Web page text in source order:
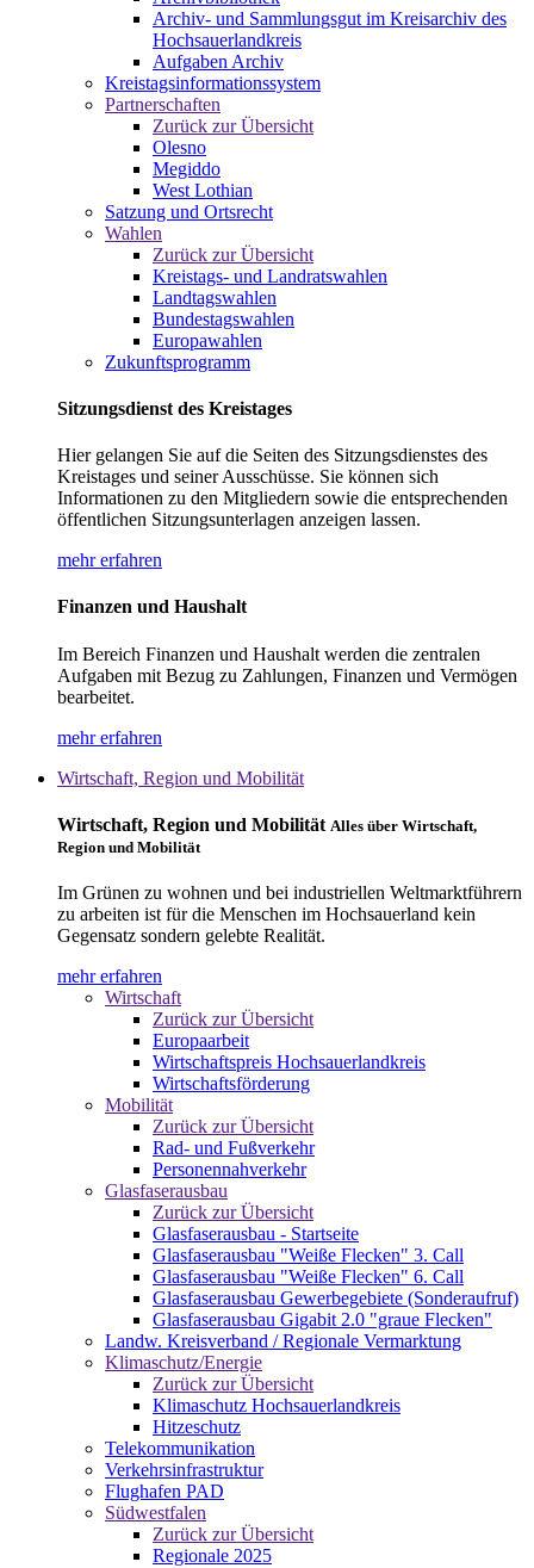
Archiv- und Sammlungsgut im Kreisarchiv des
Hochsauerlandkreis
Aufgaben Archiv
Kreistagsinformationssystem
Partnerschaften
Zurück zur Übersicht
Olesno
Megiddo
West Lothian
Satzung und Ortsrecht
Wahlen
Zurück zur Übersicht
Kreistags- und Landratswahlen
Landtagswahlen
Bundestagswahlen
Europawahlen
Zukunftsprogramm
Sitzungsdienst des Kreistages
Hier gelangen Sie auf die Seiten des Sitzungsdienstes des
Kreistages und seiner Ausschüsse. Sie können sich
Informationen zu den Mitgliedern sowie die entsprechenden
öffentlichen Sitzungsunterlagen anzeigen lassen.
mehr erfahren
Finanzen und Haushalt
Im Bereich Finanzen und Haushalt werden die zentralen
Aufgaben mit Bezug zu Zahlungen, Finanzen und Vermögen
bearbeitet.
mehr erfahren
Wirtschaft, Region und Mobilität
Wirtschaft, Region und Mobilität Alles über Wirtschaft,
Region und Mobilität
Im Grünen zu wohnen und bei industriellen Weltmarktführern
zu arbeiten ist für die Menschen im Hochsauerland kein
Gegensatz sondern gelebte Realität.
mehr erfahren
Wirtschaft
Zurück zur Übersicht
Europaarbeit
Wirtschaftspreis Hochsauerlandkreis
Wirtschaftsförderung
Mobilität
Zurück zur Übersicht
Rad- und Fußverkehr
Personennahverkehr
Glasfaserausbau
Zurück zur Übersicht
Glasfaserausbau - Startseite
Glasfaserausbau "Weiße Flecken" 3. Call
Glasfaserausbau "Weiße Flecken" 6. Call
Glasfaserausbau Gewerbegebiete (Sonderaufruf)
Glasfaserausbau Gigabit 2.0 "graue Flecken"
Landw. Kreisverband / Regionale Vermarktung
Klimaschutz/Energie
Zurück zur Übersicht
Klimaschutz Hochsauerlandkreis
Hitzeschutz
Telekommunikation
Verkehrsinfrastruktur
Flughafen PAD
Südwestfalen
Zurück zur Übersicht
Regionale 2025